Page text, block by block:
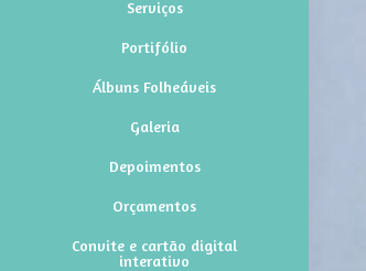
Serviços
Portifólio
Álbuns Folheáveis
Galeria
Depoimentos
Orçamentos
Convite e cartão digital
interativo